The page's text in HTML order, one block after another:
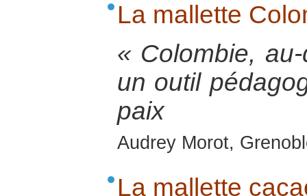
La mallette
« Colombie,
un outil
paix
Audrey Morot,
La mallette